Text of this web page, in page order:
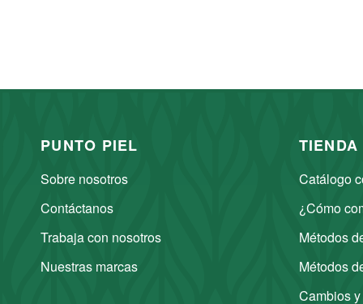
PUNTO PIEL
Sobre nosotros
Contáctanos
Trabaja con nosotros
Nuestras marcas
TIENDA
Catálogo
¿Cómo
Métodos
Métodos
Cambios